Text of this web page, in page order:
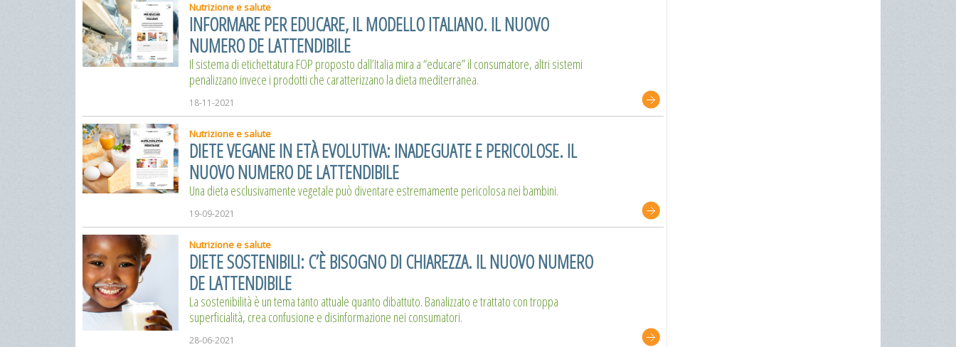
Nutrizione e salute
INFORMARE PER EDUCARE, IL MODELLO ITALIANO. IL NUOVO
NUMERO DE LATTENDIBILE
Il sistema di etichettatura FOP proposto dall’Italia mira a “educare” il consumatore, altri sistemi
penalizzano invece i prodotti che caratterizzano la dieta mediterranea.
18-11-2021
Nutrizione e salute
DIETE VEGANE IN ETÀ EVOLUTIVA: INADEGUATE E PERICOLOSE. IL
NUOVO NUMERO DE LATTENDIBILE
Una dieta esclusivamente vegetale può diventare estremamente pericolosa nei bambini.
19-09-2021
Nutrizione e salute
DIETE SOSTENIBILI: C’È BISOGNO DI CHIAREZZA. IL NUOVO NUMERO
DE LATTENDIBILE
La sostenibilità è un tema tanto attuale quanto dibattuto. Banalizzato e trattato con troppa
superficialità, crea confusione e disinformazione nei consumatori.
28-06-2021